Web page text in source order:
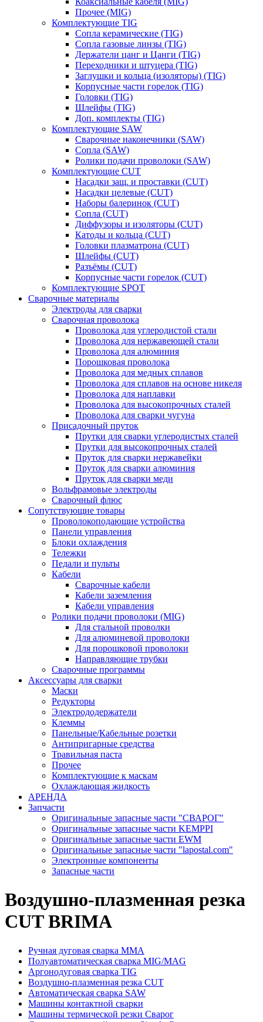
Прочее (MIG)
Комплектующие TIG
Сопла керамические (TIG)
Сопла газовые линзы (TIG)
Держатели цанг и Цанги (TIG)
Переходники и штуцера (TIG)
Заглушки и кольца (изоляторы) (TIG)
Корпусные части горелок (TIG)
Головки (TIG)
Шлейфы (TIG)
Доп. комплекты (TIG)
Комплектующие SAW
Сварочные наконечники (SAW)
Сопла (SAW)
Ролики подачи проволоки (SAW)
Комплектующие CUT
Насадки защ. и проставки (CUT)
Насадки целевые (CUT)
Наборы балеринок (CUT)
Сопла (CUT)
Диффузоры и изоляторы (CUT)
Катоды и кольца (CUT)
Головки плазматрона (CUT)
Шлейфы (CUT)
Разъёмы (CUT)
Корпусные части горелок (CUT)
Комплектующие SPOT
Сварочные материалы
Электроды для сварки
Сварочная проволока
Проволока для углеродистой стали
Проволока для нержавеющей стали
Проволока для алюминия
Порошковая проволока
Проволока для медных сплавов
Проволока для сплавов на основе никеля
Проволока для наплавки
Проволока для высокопрочных сталей
Проволока для сварки чугуна
Присадочный пруток
Прутки для сварки углеродистых сталей
Прутки для высокопрочных сталей
Пруток для сварки нержавейки
Пруток для сварки алюминия
Пруток для сварки меди
Вольфрамовые электроды
Сварочный флюс
Сопутствующие товары
Проволокоподающие устройства
Панели управления
Блоки охлаждения
Тележки
Педали и пульты
Кабели
Сварочные кабели
Кабели заземления
Кабели управления
Ролики подачи проволоки (MIG)
Для стальной проволки
Для алюминевой проволоки
Для порошковой проволоки
Направляющие трубки
Сварочные программы
Аксессуары для сварки
Маски
Редукторы
Электрододержатели
Клеммы
Панельные/Кабельные розетки
Антипригарные средства
Травильная паста
Прочее
Комплектующие к маскам
Охлаждающая жидкость
АРЕНДА
Запчасти
Оригинальные запасные части "СВАРОГ"
Оригинальные запасные части KEMPPI
Оригинальные запасные части EWM
Оригинальные запасные части "lapostal.com"
Электронные компоненты
Запасные части
Воздушно-плазменная резка
CUT BRIMA
Ручная дуговая сварка ММА
Полуавтоматическая сварка MIG/MAG
Аргонодуговая сварка TIG
Воздушно-плазменная резка CUT
Автоматическая сварка SAW
Машины контактной сварки
Машины термической резки Сварог